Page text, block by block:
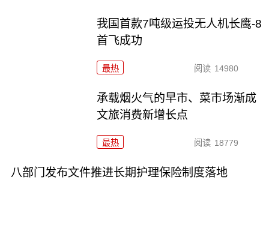
我国首款7吨级运投无人机长鹰-8
首飞成功
最热 阅读 14980
承载烟火气的早市、菜市场渐成
文旅消费新增长点
最热 阅读 18779
八部门发布文件推进长期护理保险制度落地